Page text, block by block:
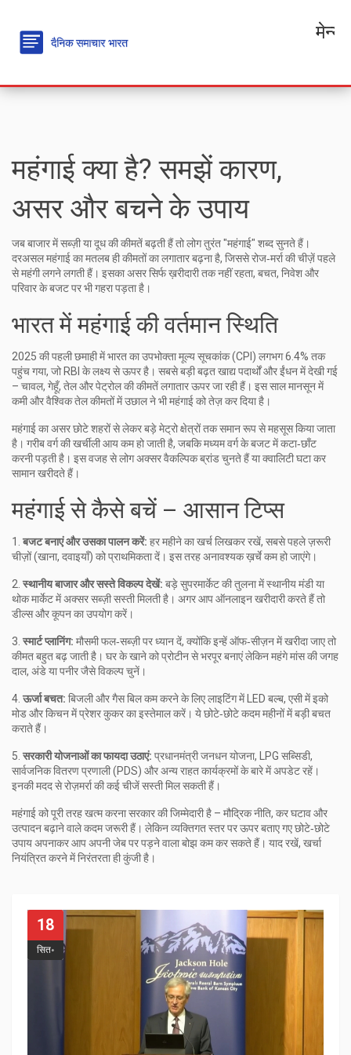
मेन्यू
महंगाई क्या है? समझें कारण,
असर और बचने के उपाय
जब बाजार में सब्ज़ी या दूध की कीमतें बढ़ती हैं तो लोग तुरंत "महंगाई" शब्द सुनते हैं।
दरअसल महंगाई का मतलब ही कीमतों का लगातार बढ़ना है, जिससे रोज‑मर्रा की चीज़ें पहले
से महंगी लगने लगती हैं। इसका असर सिर्फ ख़रीदारी तक नहीं रहता, बचत, निवेश और
परिवार के बजट पर भी गहरा पड़ता है।
भारत में महंगाई की वर्तमान स्थिति
2025 की पहली छमाही में भारत का उपभोक्ता मूल्य सूचकांक (CPI) लगभग 6.4% तक
पहुंच गया, जो RBI के लक्ष्य से ऊपर है। सबसे बड़ी बढ़त खाद्य पदार्थों और ईंधन में देखी गई
– चावल, गेहूँ, तेल और पेट्रोल की कीमतें लगातार ऊपर जा रही हैं। इस साल मानसून में
कमी और वैश्विक तेल कीमतों में उछाल ने भी महंगाई को तेज़ कर दिया है।
महंगाई का असर छोटे शहरों से लेकर बड़े मेट्रो क्षेत्रों तक समान रूप से महसूस किया जाता
है। गरीब वर्ग की खर्चीली आय कम हो जाती है, जबकि मध्यम वर्ग के बजट में कटा‑छाँट
करनी पड़ती है। इस वजह से लोग अक्सर वैकल्पिक ब्रांड चुनते हैं या क्वालिटी घटा कर
सामान खरीदते हैं।
महंगाई से कैसे बचें – आसान टिप्स
1. बजट बनाएं और उसका पालन करें: हर महीने का खर्च लिखकर रखें, सबसे पहले ज़रूरी
चीज़ों (खाना, दवाइयाँ) को प्राथमिकता दें। इस तरह अनावश्यक ख़र्चे कम हो जाएंगे।
2. स्थानीय बाजार और सस्ते विकल्प देखें: बड़े सुपरमार्केट की तुलना में स्थानीय मंडी या
थोक मार्केट में अक्सर सब्ज़ी सस्ती मिलती है। अगर आप ऑनलाइन खरीदारी करते हैं तो
डील्स और कूपन का उपयोग करें।
3. स्मार्ट प्लानिंग: मौसमी फल‑सब्ज़ी पर ध्यान दें, क्योंकि इन्हें ऑफ‑सीज़न में खरीदा जाए तो
कीमत बहुत बढ़ जाती है। घर के खाने को प्रोटीन से भरपूर बनाएं लेकिन महंगे मांस की जगह
दाल, अंडे या पनीर जैसे विकल्प चुनें।
4. ऊर्जा बचत: बिजली और गैस बिल कम करने के लिए लाइटिंग में LED बल्ब, एसी में इको
मोड और किचन में प्रेशर कुकर का इस्तेमाल करें। ये छोटे‑छोटे कदम महीनों में बड़ी बचत
कराते हैं।
5. सरकारी योजनाओं का फायदा उठाएं: प्रधानमंत्री जनधन योजना, LPG सब्सिडी,
सार्वजनिक वितरण प्रणाली (PDS) और अन्य राहत कार्यक्रमों के बारे में अपडेट रहें।
इनकी मदद से रोज़मर्रा की कई चीजें सस्ती मिल सकती हैं।
महंगाई को पूरी तरह खत्म करना सरकार की जिम्मेदारी है – मौद्रिक नीति, कर घटाव और
उत्पादन बढ़ाने वाले कदम जरूरी हैं। लेकिन व्यक्तिगत स्तर पर ऊपर बताए गए छोटे‑छोटे
उपाय अपनाकर आप अपनी जेब पर पड़ने वाला बोझ कम कर सकते हैं। याद रखें, खर्चा
नियंत्रित करने में निरंतरता ही कुंजी है।
18
सित॰